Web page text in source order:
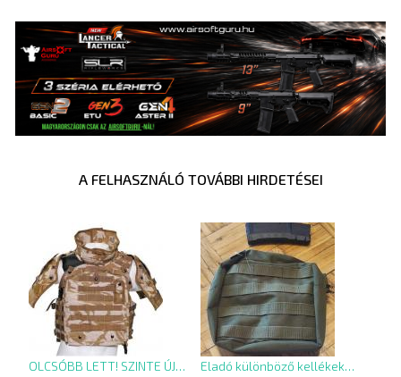
A FELHASZNÁLÓ TOVÁBBI HIRDETÉSEI
OLCSÓBB LETT! SZINTE ÚJ…
Eladó különböző kellékek…